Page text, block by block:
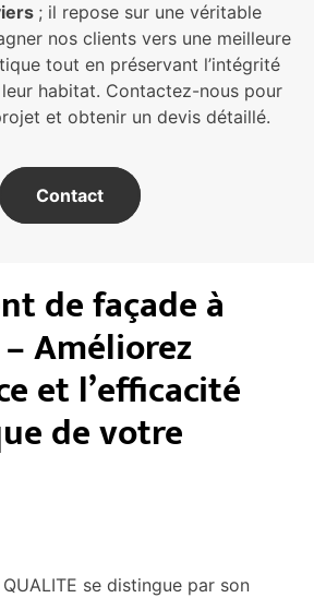
; il repose sur une véritable
nos clients vers une meilleure
tout en préservant l’intégrité
habitat. Contactez-nous pour
et obtenir un devis détaillé.
Contact
de façade à
Améliorez
et l’efficacité
de votre
QUALITE se distingue par son